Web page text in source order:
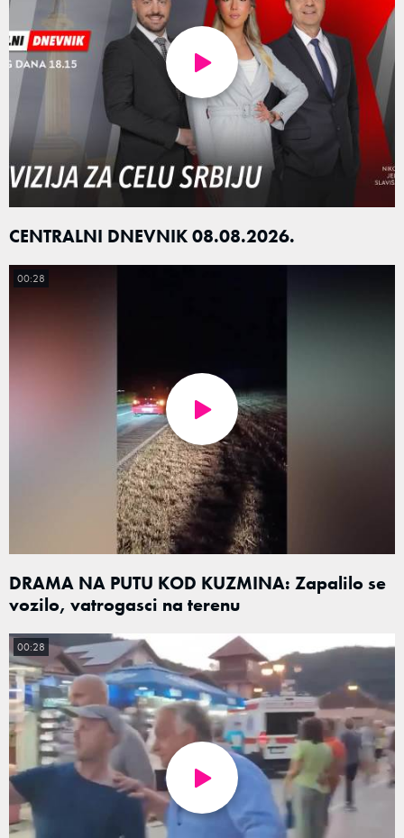
CENTRALNI DNEVNIK 08.08.2026.
DRAMA NA PUTU KOD KUZMINA: Zapalilo se
vozilo, vatrogasci na terenu
00:28
00:28